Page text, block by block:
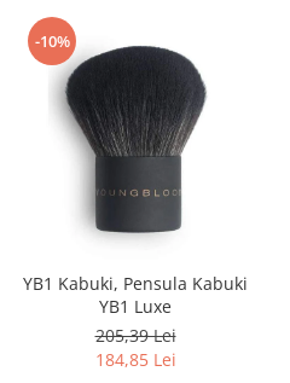
-10%
YB1 Kabuki, Pensula Kabuki
YB1 Luxe
205,39 Lei
184,85 Lei